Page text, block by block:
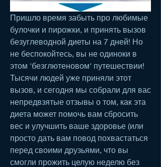
Пришло время забыть про любимые
булочки и пирожки, и принять вызов
безуглеводной диеты на 7 дней! Но
не беспокойтесь, вы не одиноки в
этом 'безглютеновом' путешествии!
Тысячи людей уже приняли этот
вызов, и сегодня мы собрали для вас
непредвзятые отзывы о том, как эта
диета может помочь вам сбросить
вес и улучшить ваше здоровье (или
просто дать вам повод похвастаться
перед своими друзьями, что вы
смогли прожить целую неделю без